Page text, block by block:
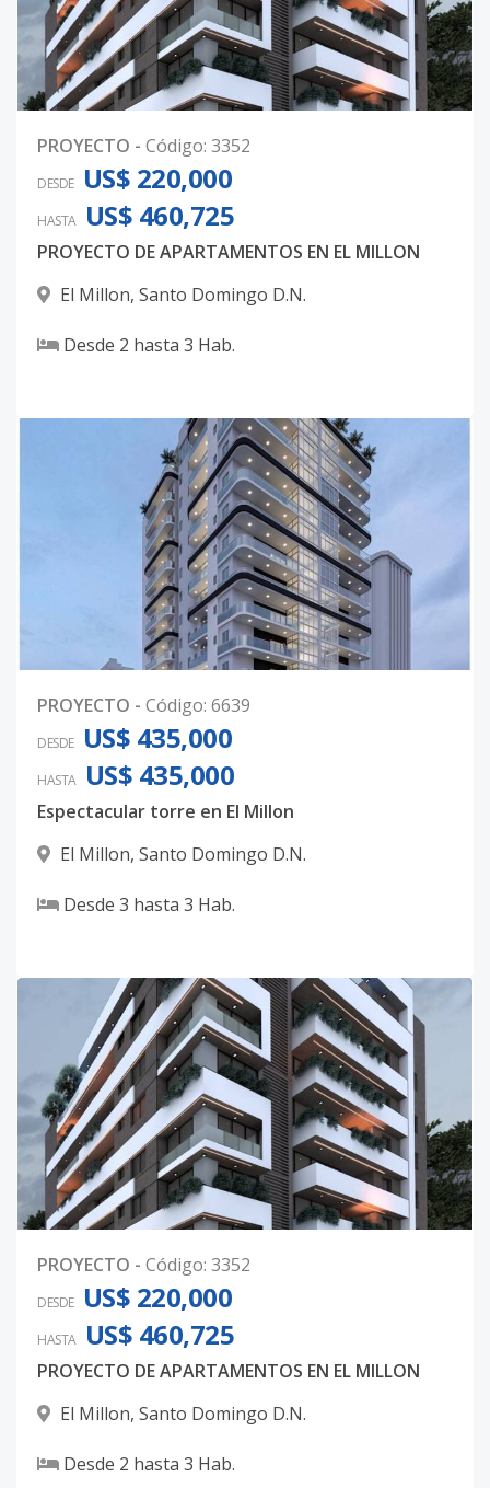
PROYECTO - Código: 3352
DESDE US$ 220,000
HASTA US$ 460,725
PROYECTO DE APARTAMENTOS EN EL MILLON
El Millon, Santo Domingo D.N.
Desde 2 hasta 3 Hab.
PROYECTO - Código: 6639
DESDE US$ 435,000
HASTA US$ 435,000
Espectacular torre en El Millon
El Millon, Santo Domingo D.N.
Desde 3 hasta 3 Hab.
PROYECTO - Código: 3352
DESDE US$ 220,000
HASTA US$ 460,725
PROYECTO DE APARTAMENTOS EN EL MILLON
El Millon, Santo Domingo D.N.
Desde 2 hasta 3 Hab.